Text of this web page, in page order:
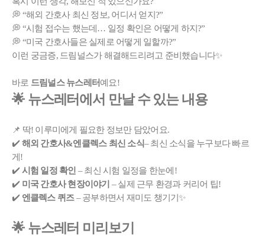
💭 “해외 간호사 최신 정보, 어디서 얻지?”
💭 “시험 접수는 했는데… 일정 확인은 어떻게 하지?”
💭 “미국 간호사들은 실제로 어떻게 일할까?”
이런 궁금증, 드림널스가 해결해드리려고 준비했습니다✨
바로 드림널스 뉴스레터예요!
🌟 뉴스레터에서 만날 수 있는 내용
📌 딱! 이루미에게 필요한 정보만 담았어요.
✔️ 해외 간호사&엔클렉스 최신 소식– 최신 소식을 누구보다 빠르
게!
✔️ 시험 일정 확인 – 최신 시험 일정을 한눈에!
✔️ 미국 간호사 현장이야기 – 실제 근무 환경과 커리어 팁!
✔️ 엔클렉스 퀴즈– 공부하면서 재미도 챙기기✨
🌟 뉴스레터 미리보기